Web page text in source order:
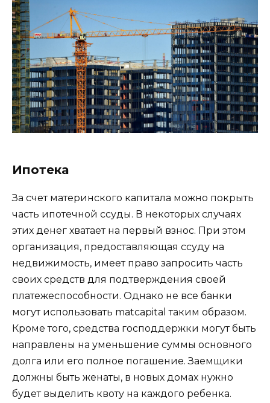
Ипотека
За счет материнского капитала можно покрыть
часть ипотечной ссуды. В некоторых случаях
этих денег хватает на первый взнос. При этом
организация, предоставляющая ссуду на
недвижимость, имеет право запросить часть
своих средств для подтверждения своей
платежеспособности. Однако не все банки
могут использовать matcapital таким образом.
Кроме того, средства господдержки могут быть
направлены на уменьшение суммы основного
долга или его полное погашение. Заемщики
должны быть женаты, в новых домах нужно
будет выделить квоту на каждого ребенка.